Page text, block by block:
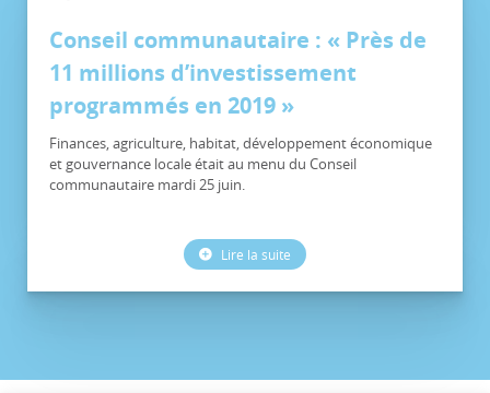
Conseil communautaire : « Près de
11 millions d’investissement
programmés en 2019 »
Finances, agriculture, habitat, développement économique
et gouvernance locale était au menu du Conseil
communautaire mardi 25 juin.
Lire la suite